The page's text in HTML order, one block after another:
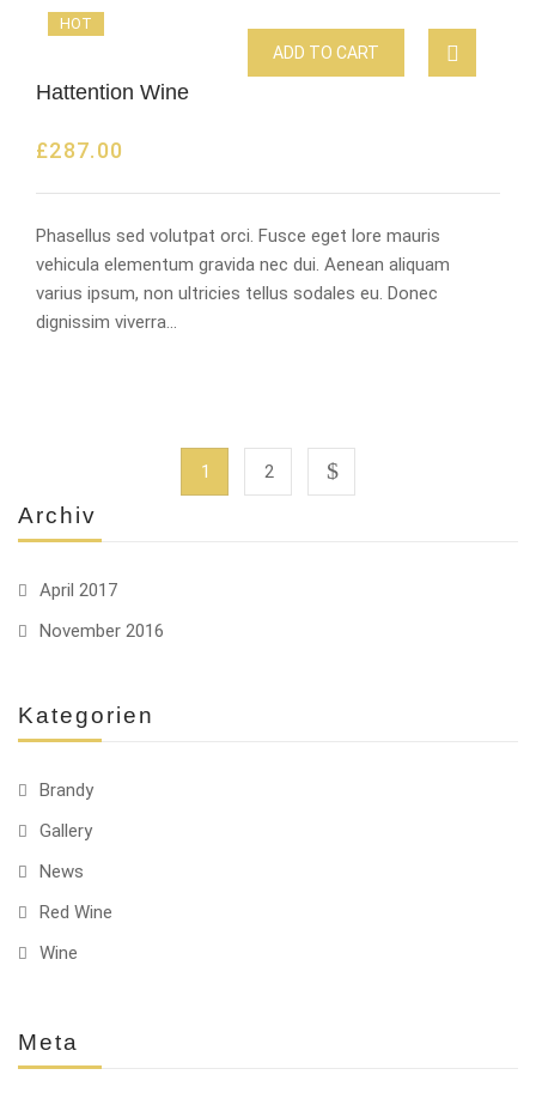
Archiv
April 2017
November 2016
Kategorien
Brandy
Gallery
News
Red Wine
Wine
Meta
HOT
Hattention Wine
£287.00
ADD TO CART
Phasellus sed volutpat orci. Fusce eget lore mauris
vehicula elementum gravida nec dui. Aenean aliquam
varius ipsum, non ultricies tellus sodales eu. Donec
dignissim viverra…
1 2